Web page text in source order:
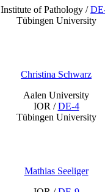
Institute of Pathology /
Tübingen University
Christina Schwarz
Aalen University
IOR /DE-4
Tübingen University
Mathias Seeliger